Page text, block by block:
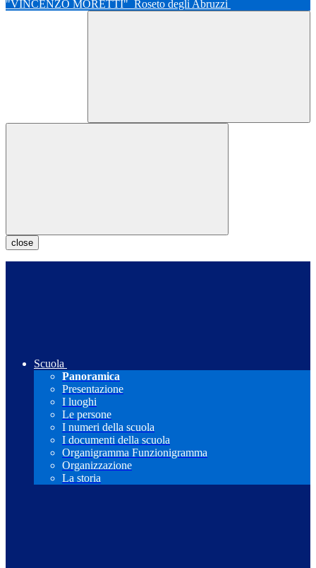
"VINCENZO MORETTI" Roseto degli Abruzzi
close
Scuola
Panoramica
Presentazione
I luoghi
Le persone
I numeri della scuola
I documenti della scuola
Organigramma Funzionigramma
Organizzazione
La storia